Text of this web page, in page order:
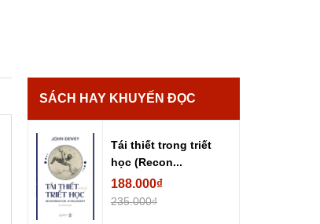
SÁCH HAY KHUYẾN ĐỌC
Tái thiết trong triết
học (Recon...
188.000₫
235.000₫